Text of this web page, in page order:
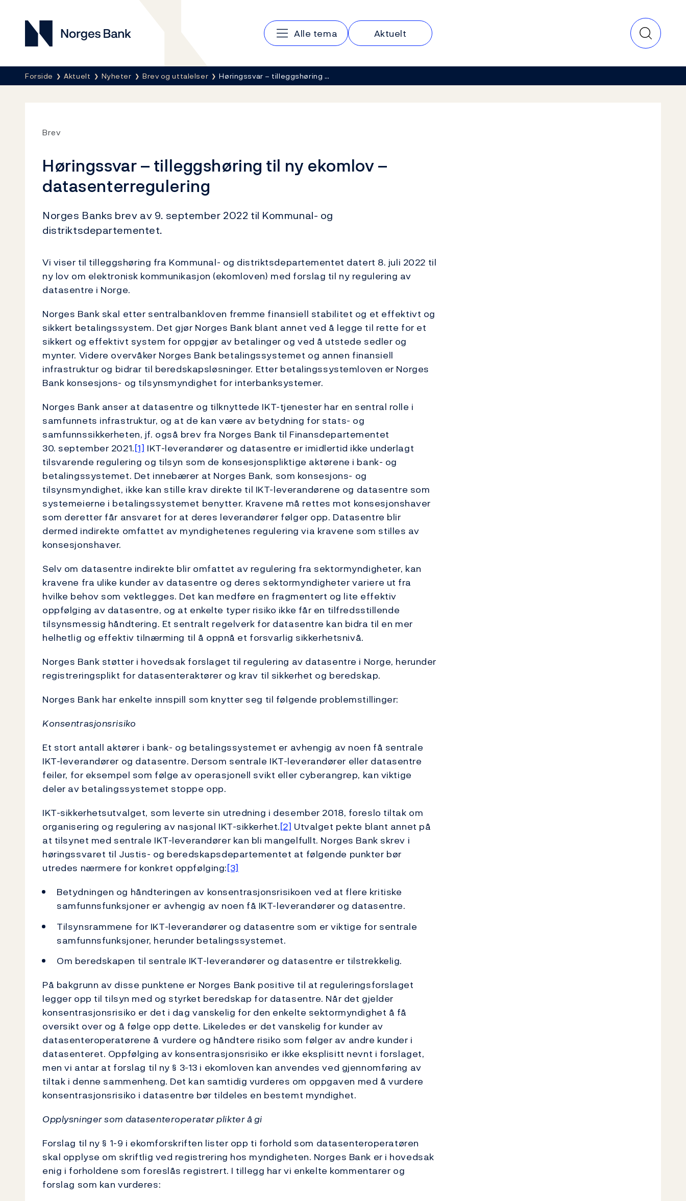
Norges Bank
Hovedmeny
Alle tema Aktuelt
Her er du nå:
Forside Aktuelt Nyheter Brev og uttalelser Høringssvar – tilleggshøring …
Brev
Høringssvar – tilleggshøring til ny ekomlov –
datasenterregulering
Norges Banks brev av 9. september 2022 til Kommunal- og
distriktsdepartementet.
Vi viser til tilleggshøring fra Kommunal- og distriktsdepartementet datert 8. juli 2022 til
ny lov om elektronisk kommunikasjon (ekomloven) med forslag til ny regulering av
datasentre i Norge.
Norges Bank skal etter sentralbankloven fremme finansiell stabilitet og et effektivt og
sikkert betalingssystem. Det gjør Norges Bank blant annet ved å legge til rette for et
sikkert og effektivt system for oppgjør av betalinger og ved å utstede sedler og
mynter. Videre overvåker Norges Bank betalingssystemet og annen finansiell
infrastruktur og bidrar til beredskapsløsninger. Etter betalingssystemloven er Norges
Bank konsesjons- og tilsynsmyndighet for interbanksystemer.
Norges Bank anser at datasentre og tilknyttede IKT-tjenester har en sentral rolle i
samfunnets infrastruktur, og at de kan være av betydning for stats- og
samfunnssikkerheten, jf. også brev fra Norges Bank til Finansdepartementet
30. september 2021.[1] IKT-leverandører og datasentre er imidlertid ikke underlagt
tilsvarende regulering og tilsyn som de konsesjonspliktige aktørene i bank- og
betalingssystemet. Det innebærer at Norges Bank, som konsesjons- og
tilsynsmyndighet, ikke kan stille krav direkte til IKT-leverandørene og datasentre som
systemeierne i betalingssystemet benytter. Kravene må rettes mot konsesjonshaver
som deretter får ansvaret for at deres leverandører følger opp. Datasentre blir
dermed indirekte omfattet av myndighetenes regulering via kravene som stilles av
konsesjonshaver.
Selv om datasentre indirekte blir omfattet av regulering fra sektormyndigheter, kan
kravene fra ulike kunder av datasentre og deres sektormyndigheter variere ut fra
hvilke behov som vektlegges. Det kan medføre en fragmentert og lite effektiv
oppfølging av datasentre, og at enkelte typer risiko ikke får en tilfredsstillende
tilsynsmessig håndtering. Et sentralt regelverk for datasentre kan bidra til en mer
helhetlig og effektiv tilnærming til å oppnå et forsvarlig sikkerhetsnivå.
Norges Bank støtter i hovedsak forslaget til regulering av datasentre i Norge, herunder
registreringsplikt for datasenteraktører og krav til sikkerhet og beredskap.
Norges Bank har enkelte innspill som knytter seg til følgende problemstillinger:
Konsentrasjonsrisiko
Et stort antall aktører i bank- og betalingssystemet er avhengig av noen få sentrale
IKT-leverandører og datasentre. Dersom sentrale IKT-leverandører eller datasentre
feiler, for eksempel som følge av operasjonell svikt eller cyberangrep, kan viktige
deler av betalingssystemet stoppe opp.
IKT-sikkerhetsutvalget, som leverte sin utredning i desember 2018, foreslo tiltak om
organisering og regulering av nasjonal IKT-sikkerhet.[2] Utvalget pekte blant annet på
at tilsynet med sentrale IKT-leverandører kan bli mangelfullt. Norges Bank skrev i
høringssvaret til Justis- og beredskapsdepartementet at følgende punkter bør
utredes nærmere for konkret oppfølging:[3]
Betydningen og håndteringen av konsentrasjonsrisikoen ved at flere kritiske
samfunnsfunksjoner er avhengig av noen få IKT-leverandører og datasentre.
Tilsynsrammene for IKT-leverandører og datasentre som er viktige for sentrale
samfunnsfunksjoner, herunder betalingssystemet.
Om beredskapen til sentrale IKT-leverandører og datasentre er tilstrekkelig.
På bakgrunn av disse punktene er Norges Bank positive til at reguleringsforslaget
legger opp til tilsyn med og styrket beredskap for datasentre. Når det gjelder
konsentrasjonsrisiko er det i dag vanskelig for den enkelte sektormyndighet å få
oversikt over og å følge opp dette. Likeledes er det vanskelig for kunder av
datasenteroperatørene å vurdere og håndtere risiko som følger av andre kunder i
datasenteret. Oppfølging av konsentrasjonsrisiko er ikke eksplisitt nevnt i forslaget,
men vi antar at forslag til ny § 3-13 i ekomloven kan anvendes ved gjennomføring av
tiltak i denne sammenheng. Det kan samtidig vurderes om oppgaven med å vurdere
konsentrasjonsrisiko i datasentre bør tildeles en bestemt myndighet.
Opplysninger som datasenteroperatør plikter å gi
Forslag til ny § 1-9 i ekomforskriften lister opp ti forhold som datasenteroperatøren
skal opplyse om skriftlig ved registrering hos myndigheten. Norges Bank er i hovedsak
enig i forholdene som foreslås registrert. I tillegg har vi enkelte kommentarer og
forslag som kan vurderes: